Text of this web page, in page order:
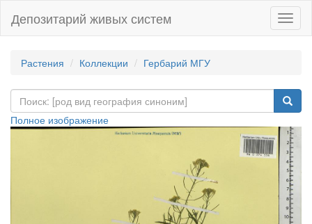
Депозитарий живых систем
Растения Коллекции Гербарий МГУ
Полное изображение